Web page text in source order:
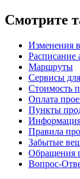
Смотрите
Изменения
Расписание
Маршруты
Сервисы
Стоимость
Оплата
Пункты
Правила
Забытые
Обращения
Вопрос-